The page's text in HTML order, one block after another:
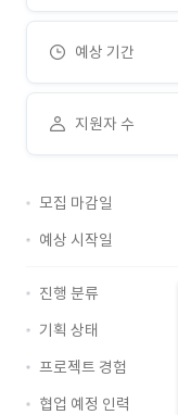
예상 기간
지원자 수
모집 마감일
예상 시작일
진행 분류
기획 상태
프로젝트 경험
협업 예정 인력